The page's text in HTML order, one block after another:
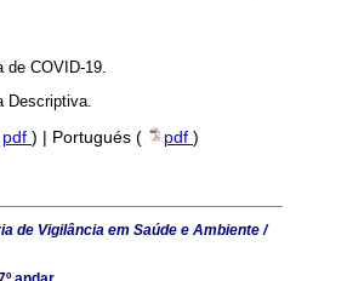
COVID-19.
Descriptiva.
pdf ) | Portugués ( pdf )
de Vigilância em Saúde e Ambiente /